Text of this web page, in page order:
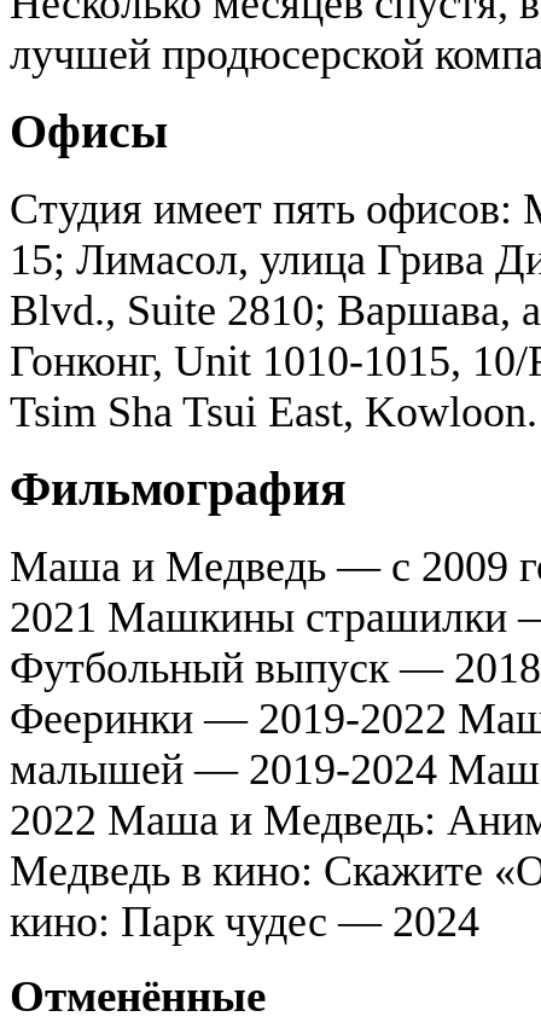
лучшей продюсерской
Офисы
Студия имеет пять офисов:
15; Лимасол, улица Грива
Blvd., Suite 2810; Варшава,
Гонконг, Unit 1010-1015,
Tsim Sha Tsui East, Kowloon.
Фильмография
Маша и Медведь — с 2009
2021 Машкины страшилки
Футбольный выпуск —
Фееринки — 2019-2022
малышей — 2019-2024
2022 Маша и Медведь:
Медведь в кино: Скажите
кино: Парк чудес — 2024
Отменённые